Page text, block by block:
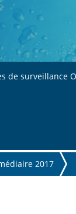
de surveillance
2017